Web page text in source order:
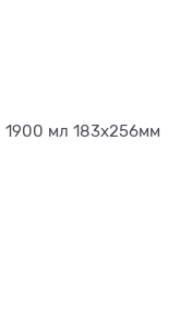
мл 183х256мм